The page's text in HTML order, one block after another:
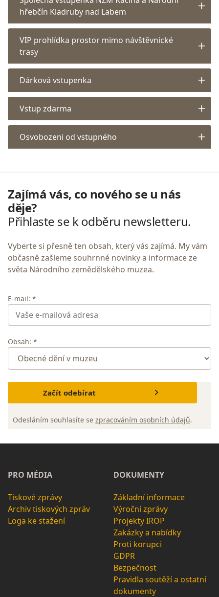
hřebčín Kladruby nad Labem
VIP prohlídka prostor mimo návštěvnické
trasy
Dárková vstupenka
Vstup zdarma
Osvobozeni od vstupného
Zajímá vás, co nového se u nás
děje?
Přihlaste se k odběru newsletteru.
Vyberte si přesně ten obsah, který vás zajímá. My vám
občasně zašleme souhrnné novinky a informace ze
světa Národního zemědělského muzea.
E-mail: *
Obsah: *
Začít odebírat
Odesláním souhlasíte se zpracováním osobních údajů.
PRO MÉDIA
Tiskové zprávy
Archiv tiskových zpráv
Loga ke stažení
DOKUMENTY
Základní informace
Výroční zprávy
Projekty IROP
Zakázky a nabídky
Proti korupci
GDPR
Bezpečnost
Pravidla soutěží a ostatní
dokumenty